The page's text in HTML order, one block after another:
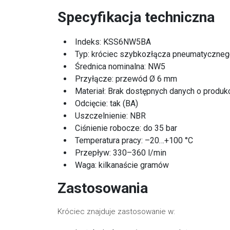
Specyfikacja techniczna
Indeks: KSS6NW5BA
Typ: króciec szybkozłącza
Średnica nominalna: NW5
Przyłącze: przewód Ø 6 mm
Materiał: Brak dostępnych danych o
Odcięcie: tak (BA)
Uszczelnienie: NBR
Ciśnienie robocze: do 35 bar
Temperatura pracy: –20…+100 °C
Przepływ: 330–360 l/min
Waga: kilkanaście gramów
Zastosowania
Króciec znajduje zastosowanie w: